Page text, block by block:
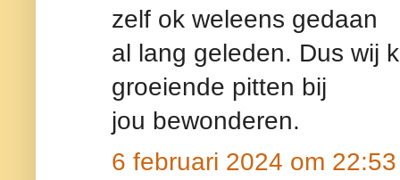
zelf ok weleens gedaan
al lang geleden. Dus wij
groeiende pitten bij
jou bewonderen.
6 februari 2024 om 22:53